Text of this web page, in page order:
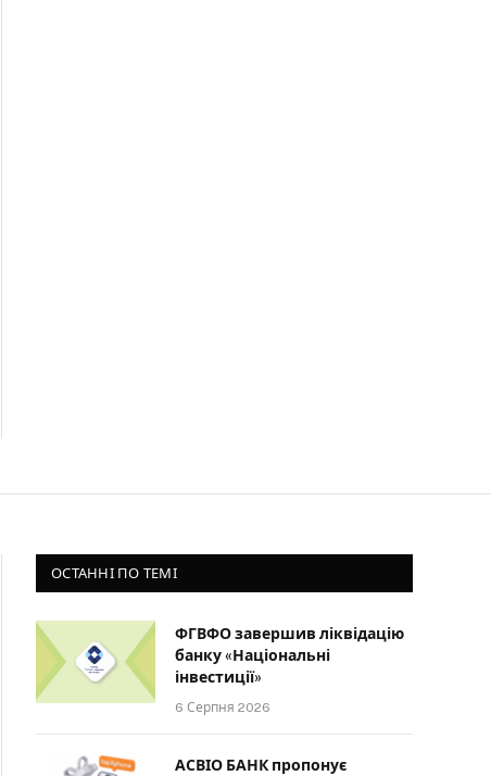
ОСТАННІ ПО ТЕМІ
ФГВФО завершив ліквідацію
банку «Національні
інвестиції»
6 Серпня 2026
АСВІО БАНК пропонує